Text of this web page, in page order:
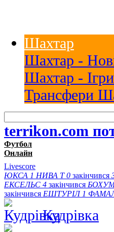
Шахтар
Шахтар -
Шахтар - Ігри
Трансфери
terrikon.com
Футбол
Онлайн
Livescore
ЮКСА 1 НИВА Т 0 закінчився
ЕКСЕЛЬС 4 закінчився
закінчився ЕШТУРІЛ 1
Кудрівка